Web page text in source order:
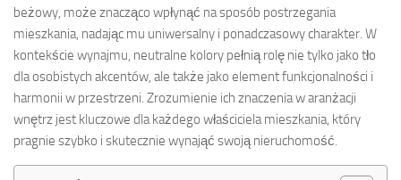
beżowy, może znacząco wpłynąć na sposób postrzegania
mieszkania, nadając mu uniwersalny i ponadczasowy charakter. W
kontekście wynajmu, neutralne kolory pełnią rolę nie tylko jako tło
dla osobistych akcentów, ale także jako element funkcjonalności i
harmonii w przestrzeni. Zrozumienie ich znaczenia w aranżacji
wnętrz jest kluczowe dla każdego właściciela mieszkania, który
pragnie szybko i skutecznie wynająć swoją nieruchomość.